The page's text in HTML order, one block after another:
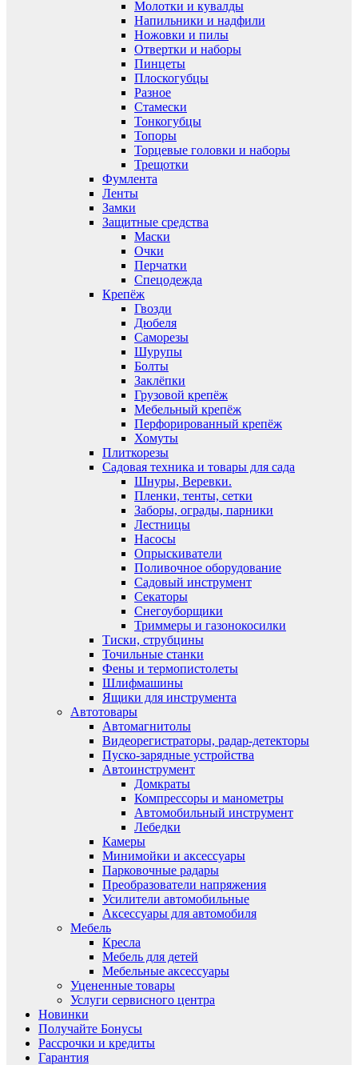
Молотки и кувалды
Напильники и надфили
Ножовки и пилы
Отвертки и наборы
Пинцеты
Плоскогубцы
Разное
Стамески
Тонкогубцы
Топоры
Торцевые головки и наборы
Трещотки
Фумлента
Ленты
Замки
Защитные средства
Маски
Очки
Перчатки
Спецодежда
Крепёж
Гвозди
Дюбеля
Саморезы
Шурупы
Болты
Заклёпки
Грузовой крепёж
Мебельный крепёж
Перфорированный крепёж
Хомуты
Плиткорезы
Садовая техника и товары для сада
Шнуры, Веревки.
Пленки, тенты, сетки
Заборы, ограды, парники
Лестницы
Насосы
Опрыскиватели
Поливочное оборудование
Садовый инструмент
Секаторы
Снегоуборщики
Триммеры и газонокосилки
Тиски, струбцины
Точильные станки
Фены и термопистолеты
Шлифмашины
Ящики для инструмента
Автотовары
Автомагнитолы
Видеорегистраторы, радар-детекторы
Пуско-зарядные устройства
Автоинструмент
Домкраты
Компрессоры и манометры
Автомобильный инструмент
Лебедки
Камеры
Минимойки и аксессуары
Парковочные радары
Преобразователи напряжения
Усилители автомобильные
Аксессуары для автомобиля
Мебель
Кресла
Мебель для детей
Мебельные аксессуары
Уцененные товары
Услуги сервисного центра
Новинки
Получайте Бонусы
Рассрочки и кредиты
Гарантия